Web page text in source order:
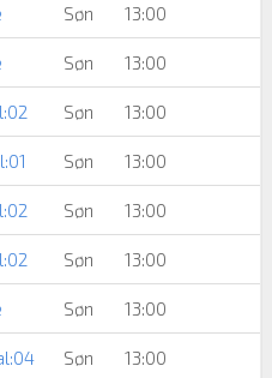
Søn 13:00
Søn 13:00
Søn 13:00
Søn 13:00
Søn 13:00
Søn 13:00
Søn 13:00
Søn 13:00